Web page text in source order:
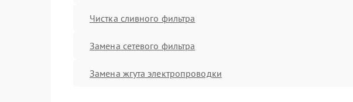
Чистка сливного фильтра
Замена сетевого фильтра
Замена жгута электропроводки